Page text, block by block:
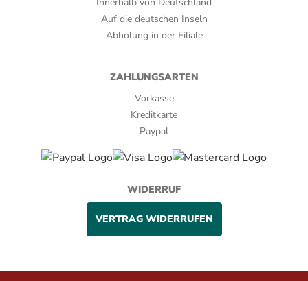
Auf die deutschen Inseln
Abholung in der Filiale
ZAHLUNGSARTEN
Vorkasse
Kreditkarte
Paypal
WIDERRUF
VERTRAG WIDERRUFEN